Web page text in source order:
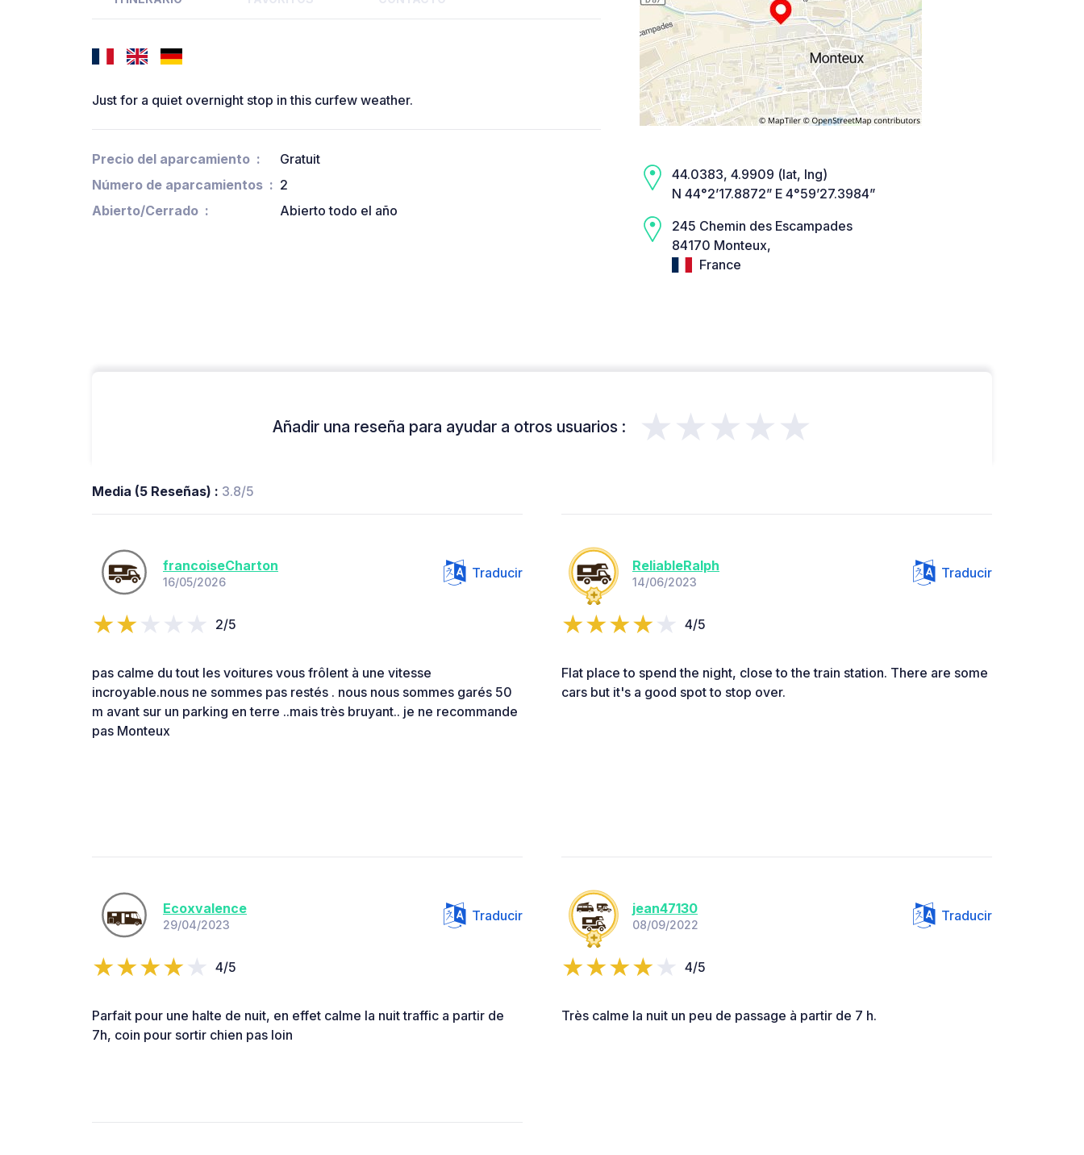
Just for a quiet overnight stop in this curfew weather.
Precio del aparcamiento
Gratuit
Número de aparcamientos
2
Abierto/Cerrado
Abierto todo el año
44.0383, 4.9909 (lat, lng)
N 44°2’17.8872” E 4°59’27.3984”
245 Chemin des Escampades
84170 Monteux,
France
Añadir una reseña para ayudar a otros usuarios : ★★★★★
Media (5 Reseñas) : 3.8/5
francoiseCharton
16/05/2026
Traducir
2/5
pas calme du tout les voitures vous frôlent à une vitesse
incroyable.nous ne sommes pas restés . nous nous sommes garés 50
m avant sur un parking en terre ..mais très bruyant.. je ne recommande
pas Monteux
ReliableRalph
14/06/2023
Traducir
4/5
Flat place to spend the night, close to the train station. There are some
cars but it's a good spot to stop over.
Ecoxvalence
29/04/2023
Traducir
4/5
Parfait pour une halte de nuit, en effet calme la nuit traffic a partir de
7h, coin pour sortir chien pas loin
jean47130
08/09/2022
Traducir
4/5
Très calme la nuit un peu de passage à partir de 7 h.